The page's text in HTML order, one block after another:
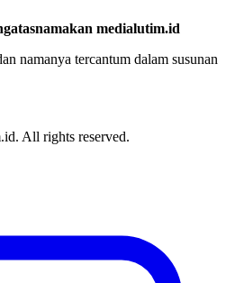
medialutim.id
namanya tercantum dalam susunan
All rights reserved.